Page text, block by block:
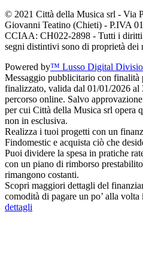
© 2021 Città della Musica srl - Via
Giovanni Teatino (Chieti) - P.IVA
CCIAA: CH022-2898 - Tutti i diritti
segni distintivi sono di proprietà dei
Powered by™ Lusso Digital
Messaggio pubblicitario con
finalizzato, valida dal 01/01/2026
percorso online. Salvo
per cui Città della Musica srl opera
non in esclusiva.
Realizza i tuoi progetti con un
Findomestic e acquista ciò che
Puoi dividere la spesa in pratiche
con un piano di rimborso
rimangono costanti.
Scopri maggiori dettagli del
comodità di pagare un po’ alla
dettagli